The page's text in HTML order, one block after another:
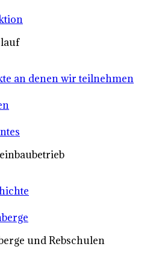
an denen wir teilnehmen
und Rebschulen